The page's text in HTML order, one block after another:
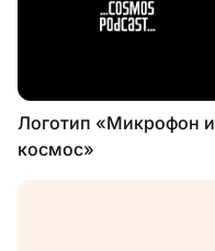
Логотип «Микрофон и
космос»